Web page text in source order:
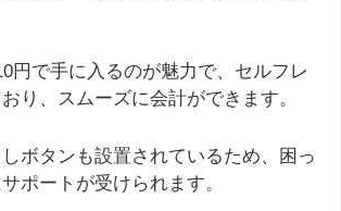
円で手に入るのが魅力で、セルフレ
り、スムーズに会計ができます。
ボタンも設置されているため、困っ
ポートが受けられます。